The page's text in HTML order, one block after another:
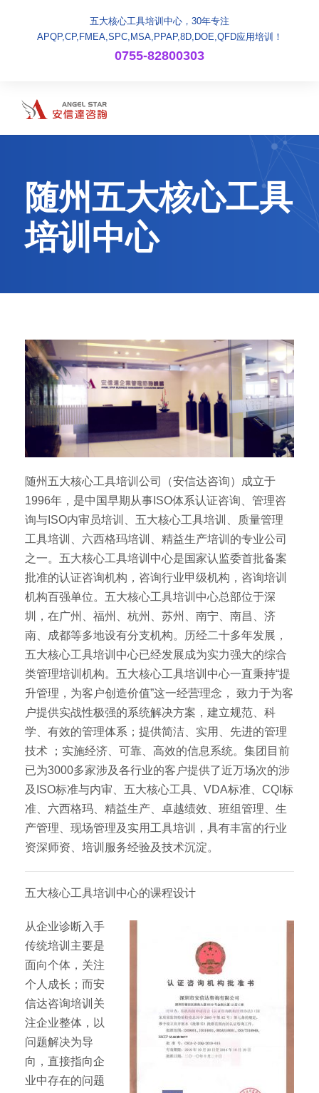
五大核心工具培训中心，30年专注
APQP,CP,FMEA,SPC,MSA,PPAP,8D,DOE,QFD应用培训！
0755-82800303
随州五大核心工具
培训中心
随州五大核心工具培训公司（安信达咨询）成立于
1996年，是中国早期从事ISO体系认证咨询、管理咨
询与ISO内审员培训、五大核心工具培训、质量管理
工具培训、六西格玛培训、精益生产培训的专业公司
之一。五大核心工具培训中心是国家认监委首批备案
批准的认证咨询机构，咨询行业甲级机构，咨询培训
机构百强单位。五大核心工具培训中心总部位于深
圳，在广州、福州、杭州、苏州、南宁、南昌、济
南、成都等多地设有分支机构。历经二十多年发展，
五大核心工具培训中心已经发展成为实力强大的综合
类管理培训机构。五大核心工具培训中心一直秉持“提
升管理，为客户创造价值”这一经营理念， 致力于为客
户提供实战性极强的系统解决方案，建立规范、科
学、有效的管理体系；提供简洁、实用、先进的管理
技术 ；实施经济、可靠、高效的信息系统。集团目前
已为3000多家涉及各行业的客户提供了近万场次的涉
及ISO标准与内审、五大核心工具、VDA标准、CQI标
准、六西格玛、精益生产、卓越绩效、班组管理、生
产管理、现场管理及实用工具培训，具有丰富的行业
资深师资、培训服务经验及技术沉淀。
五大核心工具培训中心的课程设计
从企业诊断入手
传统培训主要是
面向个体，关注
个人成长；而安
信达咨询培训关
注企业整体，以
问题解决为导
向，直接指向企
业中存在的问题